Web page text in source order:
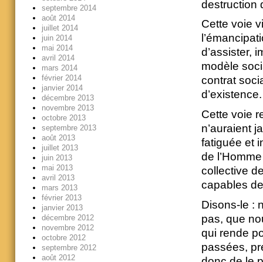
destruction
Cette voie
d’assister,
modèle
contrat
d’existence.
Cette voie
n’auraient
fatiguée et
de
collective
capables
Disons-le :
pas, que
qui rende
passées,
septembre 2014
août 2014
juillet 2014
juin 2014
mai 2014
avril 2014
mars 2014
février 2014
janvier 2014
décembre 2013
novembre 2013
octobre 2013
septembre 2013
août 2013
juillet 2013
juin 2013
mai 2013
avril 2013
mars 2013
février 2013
janvier 2013
décembre 2012
novembre 2012
octobre 2012
septembre 2012
août 2012